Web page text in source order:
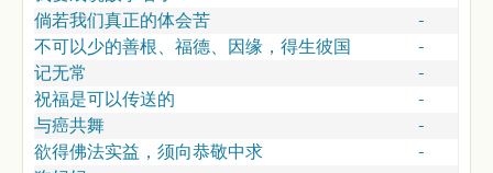
倘若我们真正的体会苦
-
不可以少的善根、福德、因缘，得生彼国
-
记无常
-
祝福是可以传送的
-
与癌共舞
-
欲得佛法实益，须向恭敬中求
-